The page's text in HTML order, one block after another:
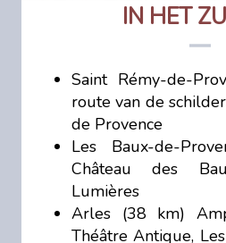
IN HET
Saint Rémy-de-
route van de
de Provence
Les Baux-de-
Château des
Lumières
Arles (38 km)
Théâtre Antique,